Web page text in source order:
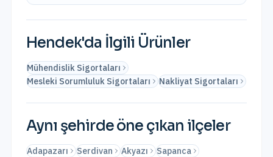
Hendek'da İlgili Ürünler
Mühendislik Sigortaları
Mesleki Sorumluluk Sigortaları
Nakliyat Sigortaları
Aynı şehirde öne çıkan ilçeler
Adapazarı Serdivan Akyazı Sapanca